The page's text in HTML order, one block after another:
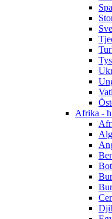
Afrika -